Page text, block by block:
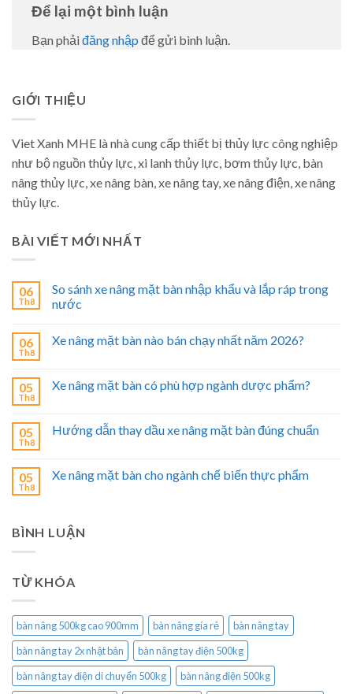
Để lại một bình luận
Bạn phải đăng nhập để gửi bình luận.
GIỚI THIỆU
Viet Xanh MHE là nhà cung cấp thiết bị thủy lực công nghiệp
như bộ nguồn thủy lực, xi lanh thủy lực, bơm thủy lực, bàn
nâng thủy lực, xe nâng bàn, xe nâng tay, xe nâng điện, xe nâng
thủy lực.
BÀI VIẾT MỚI NHẤT
06
Th8
So sánh xe nâng mặt bàn nhập khẩu và lắp ráp trong
nước
06
Th8
Xe nâng mặt bàn nào bán chạy nhất năm 2026?
05
Th8
Xe nâng mặt bàn có phù hợp ngành dược phẩm?
05
Th8
Hướng dẫn thay dầu xe nâng mặt bàn đúng chuẩn
05
Th8
Xe nâng mặt bàn cho ngành chế biến thực phẩm
BÌNH LUẬN
TỪ KHÓA
bàn nâng 500kg cao 900mm bàn nâng gía rẻ
bàn nâng tay
bàn nâng tay 2x nhật bản
bàn nâng tay điện 500kg
bàn nâng tay điện di chuyển 500kg
bàn nâng điện 500kg